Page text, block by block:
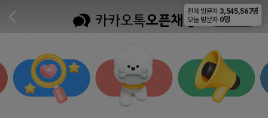
비공개
전체 방문자 3,545,567명
오늘 방문자 0명